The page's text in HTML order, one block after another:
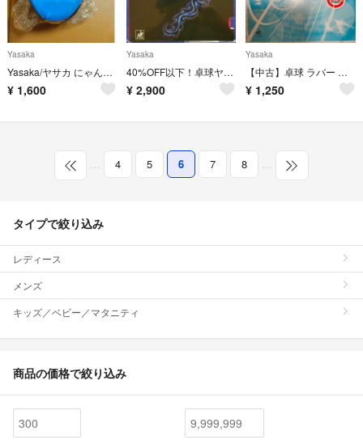
Yasaka
Yasaka/ヤサカ にゃんこボールケース2 ブルー H146
¥ 1,600
Yasaka
40%OFF以下！卓球ヤサカ翔龍
¥ 2,900
Yasaka
【中古】卓球 ラバー 回転系表ソフト ヤサカ スピネイト 赤 厚(2.0mm)
¥ 1,250
… 4 5 6 7 8 …
タイプで絞り込み
レディース
メンズ
キッズ／ベビー／マタニティ
商品の価格で絞り込み